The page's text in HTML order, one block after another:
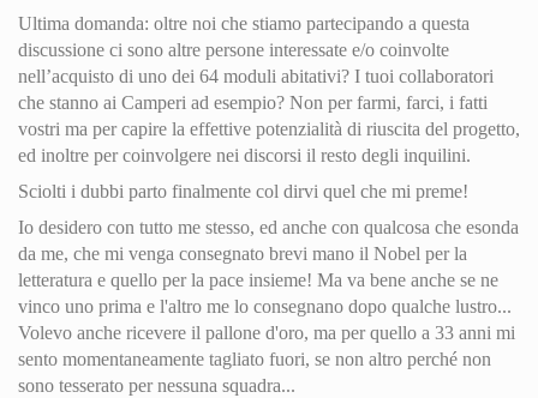
Ultima domanda: oltre noi che stiamo partecipando a questa
discussione ci sono altre persone interessate e/o coinvolte
nell’acquisto di uno dei 64 moduli abitativi? I tuoi collaboratori
che stanno ai Camperi ad esempio? Non per farmi, farci, i fatti
vostri ma per capire la effettive potenzialità di riuscita del progetto,
ed inoltre per coinvolgere nei discorsi il resto degli inquilini.
Sciolti i dubbi parto finalmente col dirvi quel che mi preme!
Io desidero con tutto me stesso, ed anche con qualcosa che esonda
da me, che mi venga consegnato brevi mano il Nobel per la
letteratura e quello per la pace insieme! Ma va bene anche se ne
vinco uno prima e l'altro me lo consegnano dopo qualche lustro...
Volevo anche ricevere il pallone d'oro, ma per quello a 33 anni mi
sento momentaneamente tagliato fuori, se non altro perché non
sono tesserato per nessuna squadra...